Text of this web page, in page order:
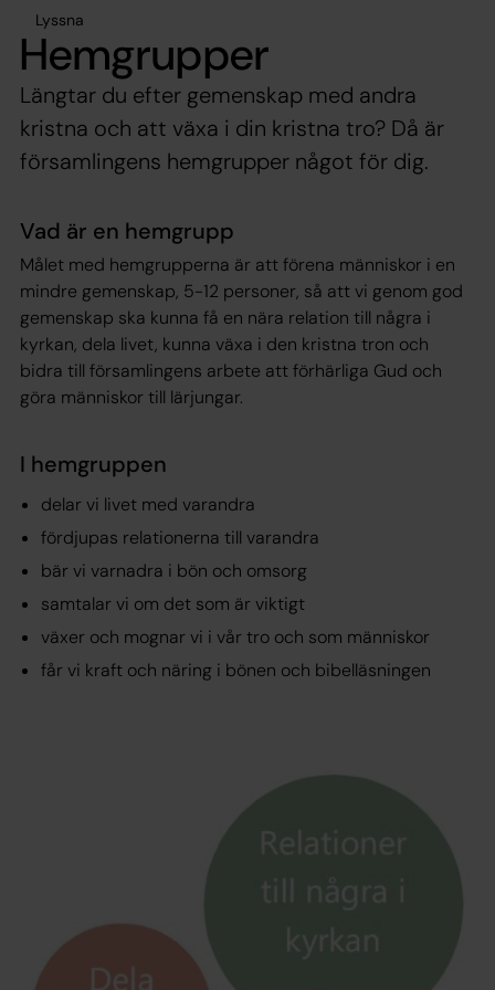
Lyssna
Hemgrupper
Längtar du efter gemenskap med andra
kristna och att växa i din kristna tro? Då är
församlingens hemgrupper något för dig.
Vad är en hemgrupp
Målet med hemgrupperna är att förena människor i en
mindre gemenskap, 5-12 personer, så att vi genom god
gemenskap ska kunna få en nära relation till några i
kyrkan, dela livet, kunna växa i den kristna tron och
bidra till församlingens arbete att förhärliga Gud och
göra människor till lärjungar.
I hemgruppen
delar vi livet med varandra
fördjupas relationerna till varandra
bär vi varnadra i bön och omsorg
samtalar vi om det som är viktigt
växer och mognar vi i vår tro och som människor
får vi kraft och näring i bönen och bibelläsningen